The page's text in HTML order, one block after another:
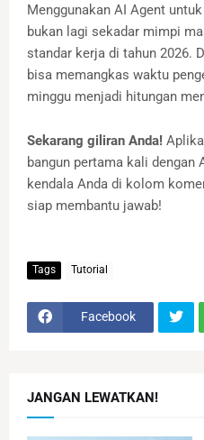
Menggunakan AI Agent
bukan lagi sekadar mimpi
standar kerja di tahun 2026.
bisa memangkas waktu
minggu menjadi hitungan
Sekarang giliran Anda!
bangun pertama kali dengan
kendala Anda di kolom
siap membantu jawab!
Tags Tutorial
Facebook
JANGAN LEWATKAN!